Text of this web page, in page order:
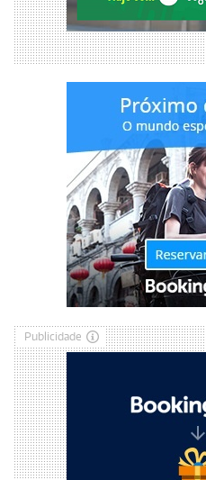
Publicidade